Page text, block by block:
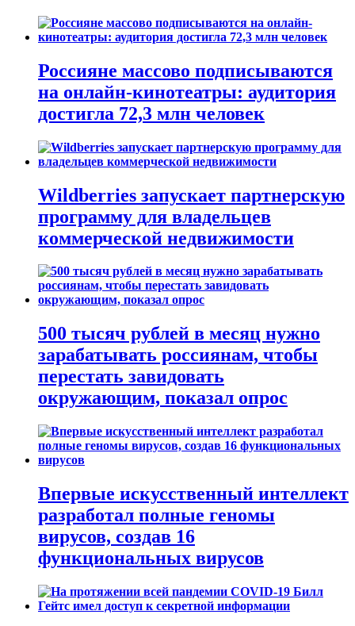
Россияне массово подписываются
на онлайн-кинотеатры: аудитория
достигла 72,3 млн человек
Wildberries запускает партнерскую
программу для владельцев
коммерческой недвижимости
500 тысяч рублей в месяц нужно
зарабатывать россиянам, чтобы
перестать завидовать
окружающим, показал опрос
Впервые искусственный интеллект
разработал полные геномы
вирусов, создав 16
функциональных вирусов